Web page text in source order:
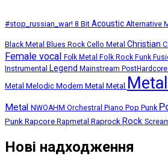
#stop_russian_war! 8 Bit Acoustic Alternative
Black Metal Blues Rock Cello Metal Christian
Female vocal Folk Metal Folk Rock Funk
Instrumental Legend Mainstream PostHardcore
Metal Melodic Modern Metal Metal
Metal
NWOAHM Orchestral Piano Pop Punk
PunkRapcore Rapmetal Raprock Rock
Нові надходження